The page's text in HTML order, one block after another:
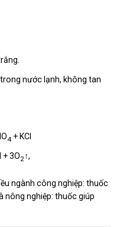
nước lạnh, không tan
4 + KCl
+ 3O2 ↑,
ngành công nghiệp: thuốc
nông nghiệp: thuốc giúp